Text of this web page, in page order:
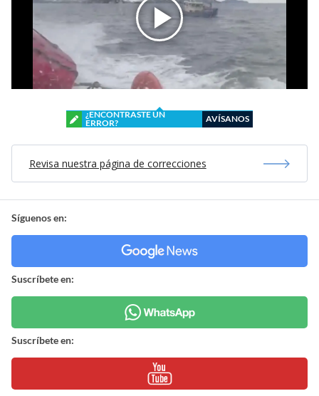
¿ENCONTRASTE UN
ERROR?
AVÍSANOS
Revisa nuestra página de correcciones
Síguenos en:
Suscríbete en:
Suscríbete en: